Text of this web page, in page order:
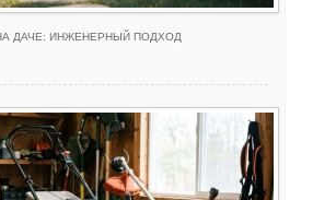
ДАЧЕ: ИНЖЕНЕРНЫЙ ПОДХОД